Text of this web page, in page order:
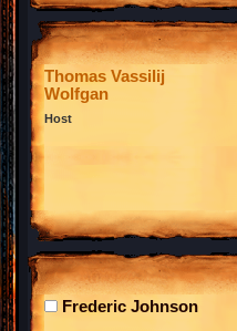
Thomas Vassilij
Wolfgan
Host
Frederic Johnson